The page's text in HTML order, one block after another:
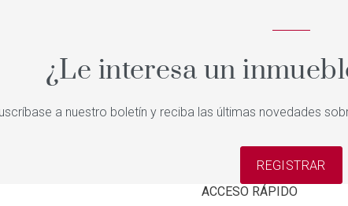
¿Le interesa un
a nuestro boletín y reciba las últimas novedades
REGISTRAR
ACCESO RÁPIDO